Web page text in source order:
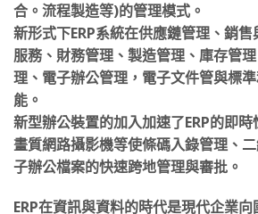
合。流程製造等)的管理模式。
新形式下ERP系統在供應鏈管理、銷
服務、財務管理、製造管理、庫存管
理、電子辦公管理，電子文件管與標
能。
新型辦公裝置的加入加速了ERP的即
畫質網路攝影機等使條碼入錄管理、
子辦公檔案的快速跨地管理與審批。
ERP在資訊與資料的時代是現代企業